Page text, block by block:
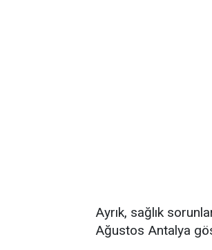
Ayrık, sağlık
Ağustos Antalya